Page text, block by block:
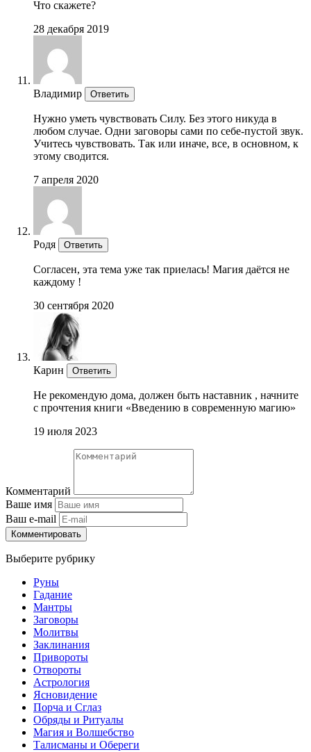
Что скажете?
28 декабря 2019
Владимир Ответить
Нужно уметь чувствовать Силу. Без этого никуда в
любом случае. Одни заговоры сами по себе-пустой звук.
Учитесь чувствовать. Так или иначе, все, в основном, к
этому сводится.
7 апреля 2020
Родя Ответить
Согласен, эта тема уже так приелась! Магия даётся не
каждому !
30 сентября 2020
Карин Ответить
Не рекомендую дома, должен быть наставник , начните
с прочтения книги «Введению в современную магию»
19 июля 2023
Комментарий
Ваше имя
Ваш e-mail
Комментировать
Выберите рубрику
Руны
Гадание
Мантры
Заговоры
Молитвы
Заклинания
Привороты
Отвороты
Астрология
Ясновидение
Порча и Сглаз
Обряды и Ритуалы
Магия и Волшебство
Талисманы и Обереги